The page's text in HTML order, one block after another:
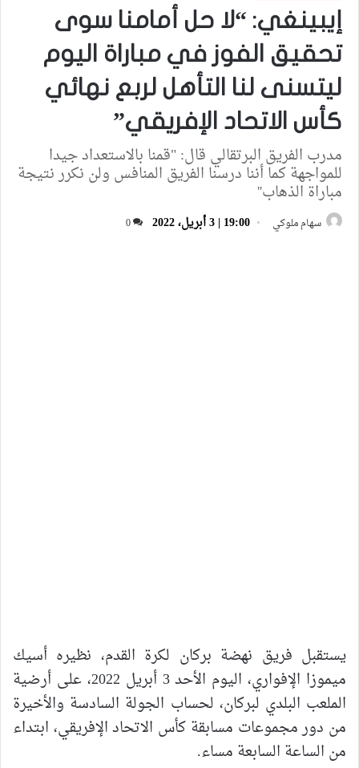
إيبينغي: “لا حل أمامنا سوى
تحقيق الفوز في مباراة اليوم
ليتسنى لنا التأهل لربع نهائي
كأس الاتحاد الإفريقي”
مدرب الفريق البرتقالي قال: "قمنا بالاستعداد جيدا
للمواجهة كما أننا درسنا الفريق المنافس ولن نكرر نتيجة
مباراة الذهاب''
سهام ملوكي 19:00 | 3 أبريل، 2022 0
‎يستقبل فريق نهضة بركان لكرة القدم، نظيره أسيك
ميموزا الإفواري، اليوم الأحد 3 أبريل 2022، على أرضية
الملعب البلدي لبركان، لحساب الجولة السادسة والأخيرة
من دور مجموعات مسابقة كأس الاتحاد الإفريقي، ابتداء
من الساعة السابعة مساء.